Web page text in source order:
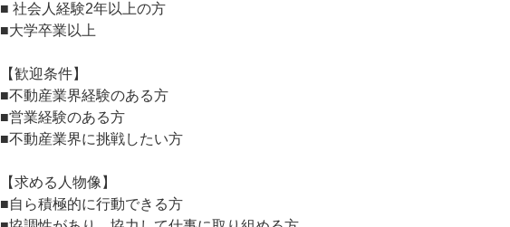
■ 社会人経験2年以上の方
■大学卒業以上
【歓迎条件】
■不動産業界経験のある方
■営業経験のある方
■不動産業界に挑戦したい方
【求める人物像】
■自ら積極的に行動できる方